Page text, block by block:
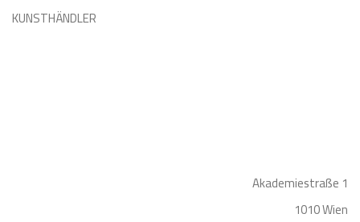
KUNSTHÄNDLER
Akademiestraße 1
1010 Wien